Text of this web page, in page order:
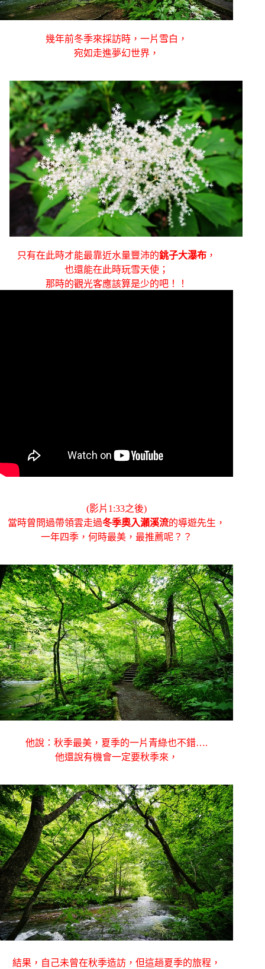
幾年前冬季來採訪時，一片雪白，
宛如走進夢幻世界，
只有在此時才能最靠近水量豐沛的銚子大瀑布 ，
也還能在此時玩雪天使；
那時的觀光客應該算是少的吧！！
(影片1:33之後)
當時曾問過帶領雲走過冬季奧入瀨溪流的導遊先生，
一年四季，何時最美，最推薦呢？？
他說：秋季最美，夏季的一片青綠也不錯….
他還說有機會一定要秋季來，
結果，自己未曾在秋季造訪，但這趟夏季的旅程，